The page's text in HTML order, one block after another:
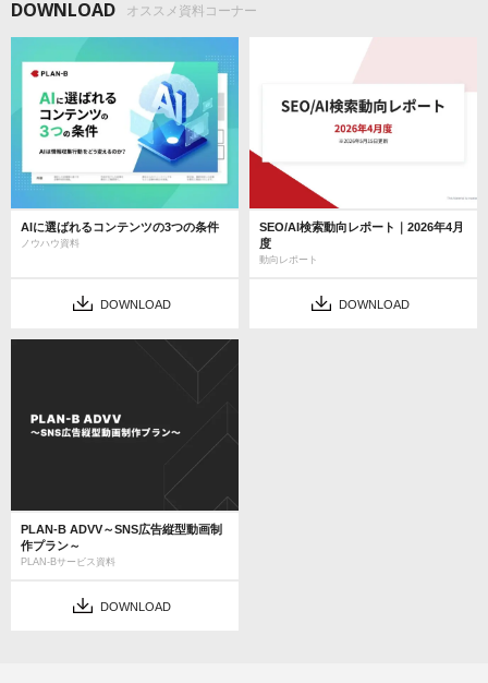
DOWNLOAD オススメ資料コーナー
AIに選ばれるコンテンツの3つの条件
ノウハウ資料
DOWNLOAD
SEO/AI検索動向レポート｜2026年4月
度
動向レポート
DOWNLOAD
PLAN-B ADVV～SNS広告縦型動画制
作プラン～
PLAN-Bサービス資料
DOWNLOAD